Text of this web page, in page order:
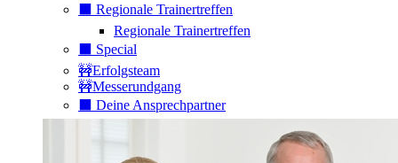
⬛️ Regionale Trainertreffen
Regionale Trainertreffen
⬛️ Special
🚧Erfolgsteam
🚧Messerundgang
⬛️ Deine Ansprechpartner